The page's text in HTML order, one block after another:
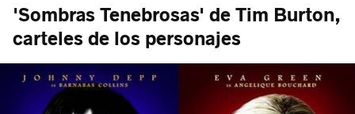
'Sombras Tenebrosas' de Tim Burton,
carteles de los personajes